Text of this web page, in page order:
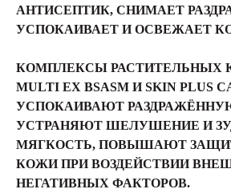
АНТИСЕПТИК, СНИМАЕТ
УСПОКАИВАЕТ И ОСВЕЖАЕТ
КОМПЛЕКСЫ РАСТИТЕЛЬНЫХ
MULTI EX BSASM И SKIN PLUS
УСПОКАИВАЮТ
УСТРАНЯЮТ ШЕЛУШЕНИЕ И
МЯГКОСТЬ, ПОВЫШАЮТ
КОЖИ ПРИ ВОЗДЕЙСТВИИ
НЕГАТИВНЫХ ФАКТОРОВ.